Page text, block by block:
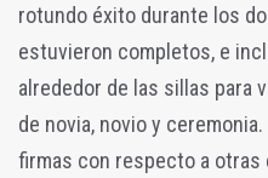
rotundo éxito durante los
estuvieron completos, e
alrededor de las sillas para
de novia, novio y
firmas con respecto a